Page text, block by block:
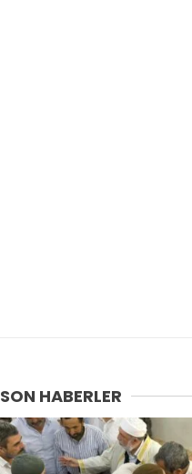
SON HABERLER